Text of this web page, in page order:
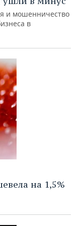
и мошенничество
в
на 1,5%